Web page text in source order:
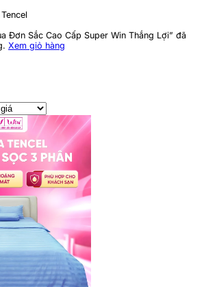
Đơn Sắc Cao Cấp Super Win Thắng Lợi” đã
Xem giỏ hàng